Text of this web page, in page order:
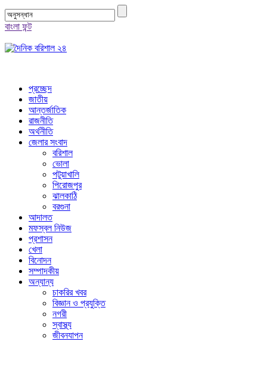
বাংলা ফন্ট
প্রচ্ছেদ
জাতীয়
আন্তর্জাতিক
রাজনীতি
অর্থনীতি
জেলার সংবাদ
বরিশাল
ভোলা
পটুয়াখালি
পিরোজপুর
ঝালকাঠি
বরগুনা
আদালত
মফস্বল নিউজ
প্রশাসন
খেলা
বিনোদন
সম্পাদকীয়
অন্যান্য
চাকরির খবর
বিজ্ঞান ও প্রযুক্তি
নগরী
স্বাস্থ্য
জীবনযাপন